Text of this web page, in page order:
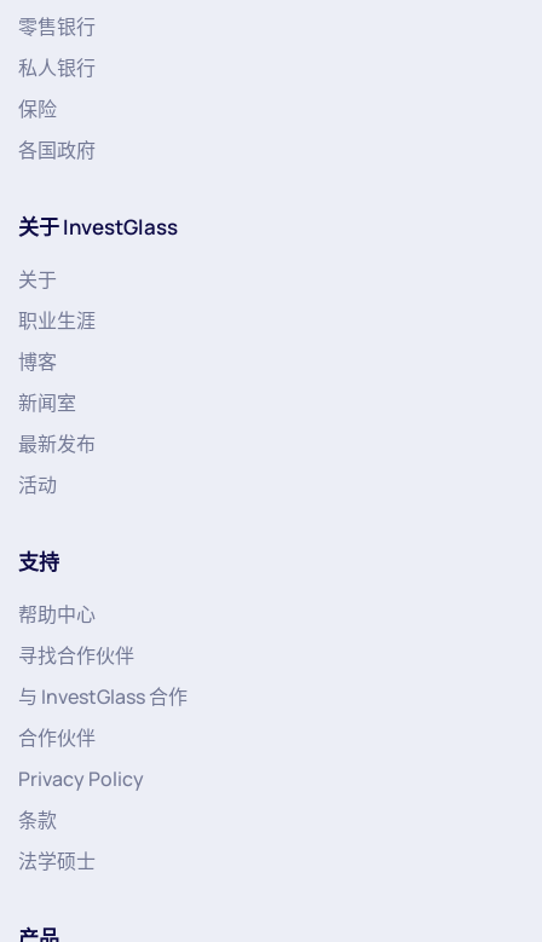
零售银行
私人银行
保险
各国政府
关于 InvestGlass
关于
职业生涯
博客
新闻室
最新发布
活动
支持
帮助中心
寻找合作伙伴
与 InvestGlass 合作
合作伙伴
Privacy Policy
条款
法学硕士